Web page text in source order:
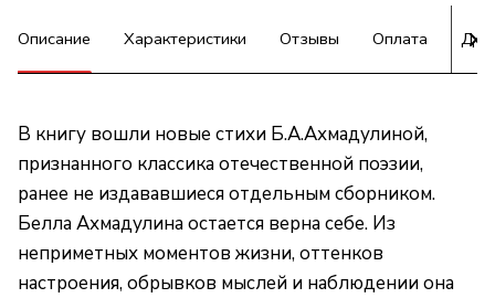
Описание Характеристики Отзывы Оплата
В книгу вошли новые стихи Б.А.Ахмадулиной,
признанного классика отечественной поэзии,
ранее не издававшиеся отдельным сборником.
Белла Ахмадулина остается верна себе. Из
неприметных моментов жизни, оттенков
настроения, обрывков мыслей и наблюдении она